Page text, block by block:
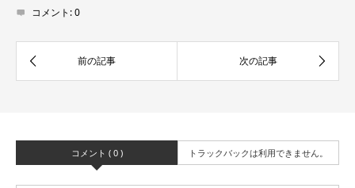
コメント:0
コメント ( 0 ) トラックバックは利用できません。